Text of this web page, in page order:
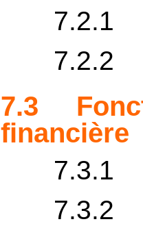
7.2.1
7.2.2
7.3
financière
7.3.1
7.3.2